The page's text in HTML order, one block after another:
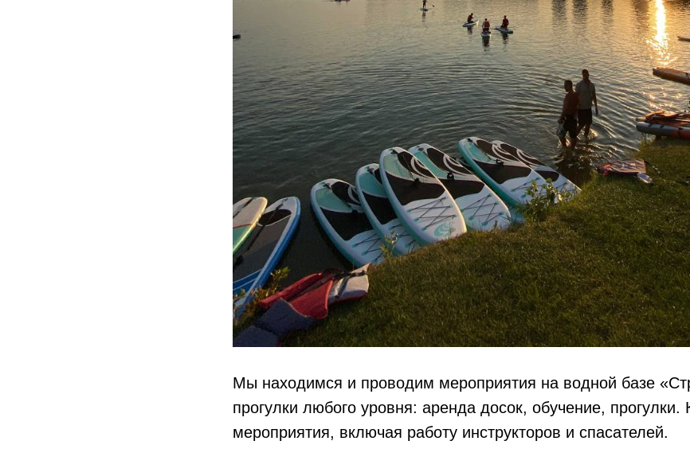
Мы находимся и проводим мероприятия на водной базе
прогулки любого уровня: аренда досок, обучение, прогулки.
мероприятия, включая работу инструкторов и спасателей.